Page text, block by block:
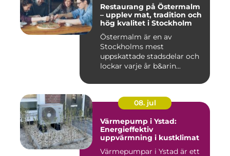
Restaurang på Östermalm
– upplev mat, tradition och
hög kvalitet i Stockholm
Östermalm är en av
Stockholms mest
uppskattade stadsdelar och
lockar varje år b&arin...
08. jul
Värmepump i Ystad:
Energieffektiv
uppvärmning i kustklimat
Värmepumpar i Ystad är ett